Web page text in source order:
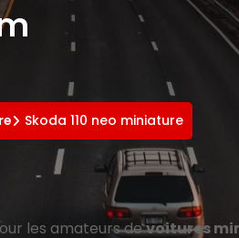
Skoda 110 neo miniature
les amateurs devoitures